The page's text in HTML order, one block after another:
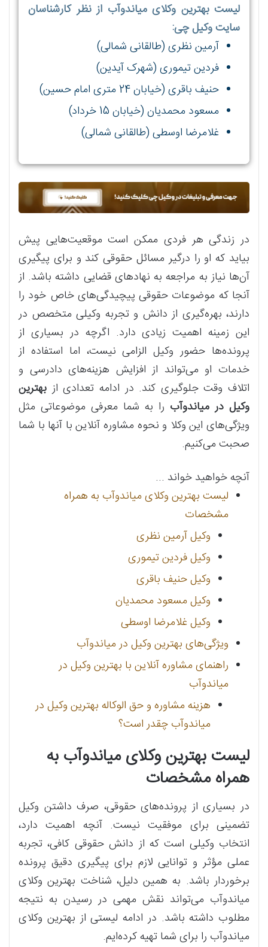
لیست بهترین وکلای میاندوآب از نظر کارشناسان
سایت وکیل چی:
آرمین نظری (طالقانی شمالی)
فردین تیموری (شهرک آیدین)
حنیف باقری (خیابان 24 متری امام حسین)
مسعود محمدیان (خیابان 15 خرداد)
غلامرضا اوسطی (طالقانی شمالی)
در زندگی هر فردی ممکن است موقعیت‌هایی پیش
بیاید که او را درگیر مسائل حقوقی کند و برای پیگیری
آن‌ها نیاز به مراجعه به نهادهای قضایی داشته باشد. از
آنجا که موضوعات حقوقی پیچیدگی‌های خاص خود را
دارند، بهره‌گیری از دانش و تجربه وکیلی متخصص در
این زمینه اهمیت زیادی دارد. اگرچه در بسیاری از
پرونده‌ها حضور وکیل الزامی نیست، اما استفاده از
خدمات او می‌تواند از افزایش هزینه‌های دادرسی و
اتلاف وقت جلوگیری کند. در ادامه تعدادی از بهترین
وکیل در میاندوآب را به شما معرفی موضوعاتی مثل
ویژگی‌های این وکلا و نحوه مشاوره آنلاین با آنها با شما
صحبت می‌کنیم.
آنچه خواهید خواند ...
لیست بهترین وکلای میاندوآب به همراه
مشخصات
وکیل آرمین نظری
وکیل فردین تیموری
وکیل حنیف باقری
وکیل مسعود محمدیان
وکیل غلامرضا اوسطی
ویژگی‌های بهترین وکیل در میاندوآب
راهنمای مشاوره آنلاین با بهترین وکیل در
میاندوآب
هزینه مشاوره و حق الوکاله بهترین وکیل در
میاندوآب چقدر است؟
لیست بهترین وکلای میاندوآب به
همراه مشخصات
در بسیاری از پرونده‌های حقوقی، صرف داشتن وکیل
تضمینی برای موفقیت نیست. آنچه اهمیت دارد،
انتخاب وکیلی است که از دانش حقوقی کافی، تجربه
عملی مؤثر و توانایی لازم برای پیگیری دقیق پرونده
برخوردار باشد. به همین دلیل، شناخت بهترین وکلای
میاندوآب می‌تواند نقش مهمی در رسیدن به نتیجه
مطلوب داشته باشد. در ادامه لیستی از بهترین وکلای
میاندوآب را برای شما تهیه کرده‌ایم.